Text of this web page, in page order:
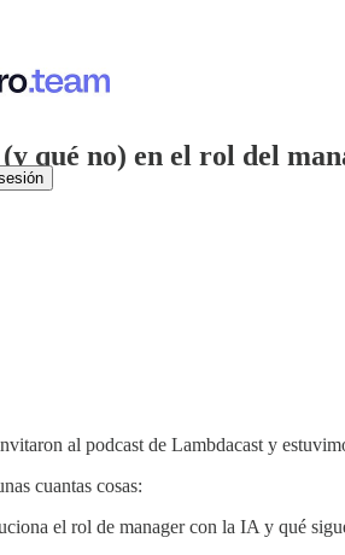
(y qué no) en el rol del
al podcast de Lambdacast y
cuantas cosas:
el rol de manager con la IA y qué